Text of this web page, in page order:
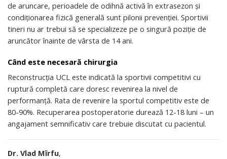
de aruncare, perioadele de odihnă activă în extrasezon și
condiționarea fizică generală sunt pilonii prevenției. Sportivii
tineri nu ar trebui să se specializeze pe o singură poziție de
aruncător înainte de vârsta de 14 ani.
Când este necesară chirurgia
Reconstrucția UCL este indicată la sportivii competitivi cu
ruptură completă care doresc revenirea la nivel de
performanță. Rata de revenire la sportul competitiv este de
80-90%. Recuperarea postoperatorie durează 12-18 luni – un
angajament semnificativ care trebuie discutat cu pacientul.
Dr. Vlad Mîrfu,